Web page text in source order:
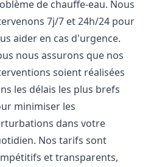
de chauffe-eau. Nous
7j/7 et 24h/24 pour
aider en cas d'urgence.
nous assurons que nos
soient réalisées
les délais les plus brefs
minimiser les
dans votre
Nos tarifs sont
et transparents,